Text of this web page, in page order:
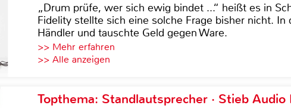
„Drum prüfe, wer sich ewig bindet ...“ heißt es in
Fidelity stellte sich eine solche Frage bisher nicht. In
Händler und tauschte Geld gegen Ware.
>> Mehr erfahren
>> Alle anzeigen
Topthema: Standlautsprecher · Stieb Audio